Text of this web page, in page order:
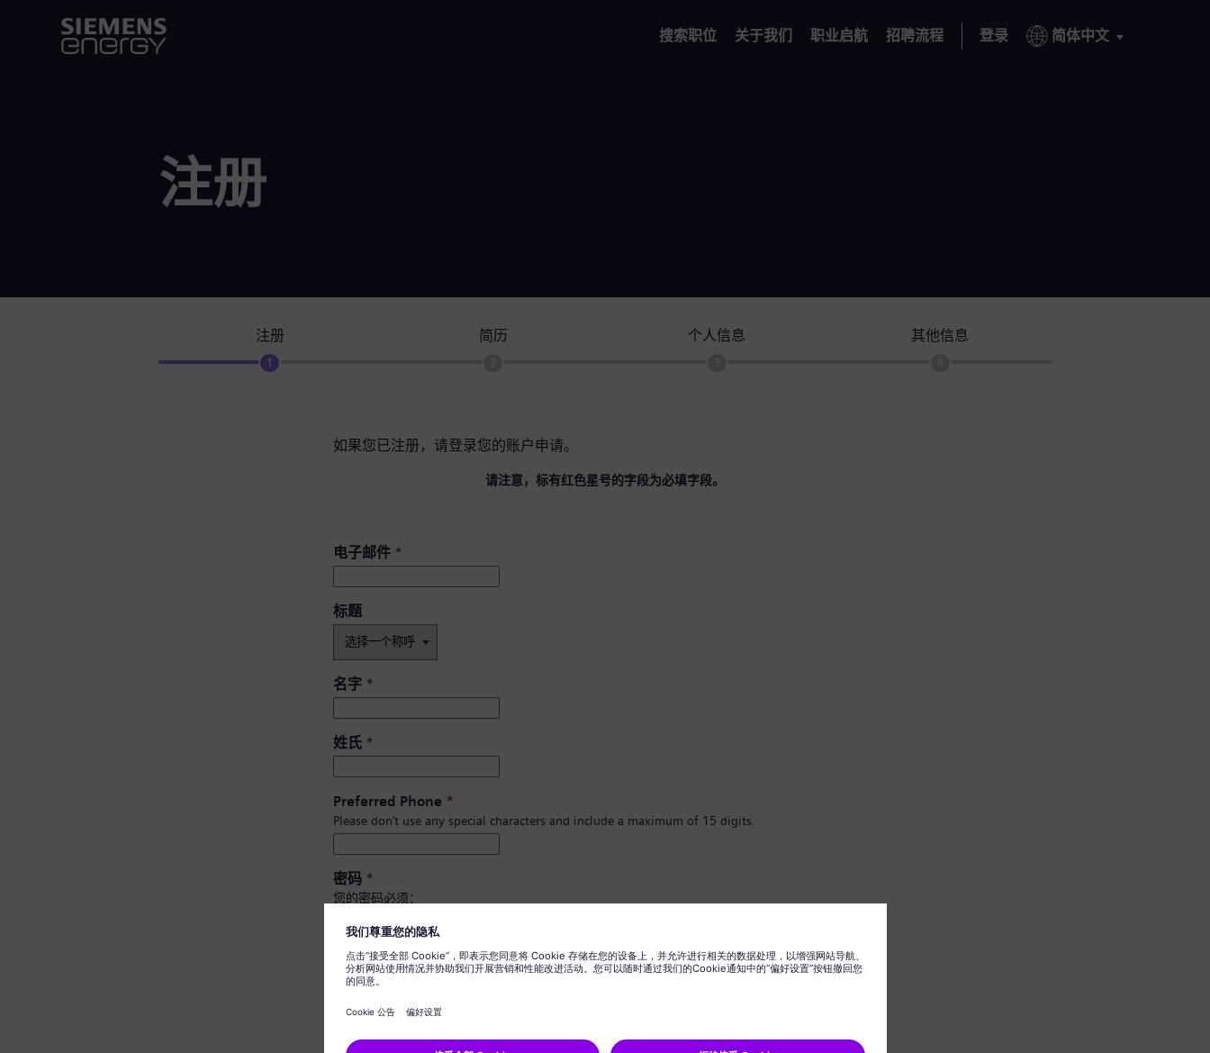
搜索职位 关于我们 职业启航 招聘流程 登录 简体中文
注册
注册
1
简历 个人信息 其他信息
如果您已注册，请登录您的账户 申请。
请注意，标有红色星号的字段为必填字段。
电子邮件 *
标题
名字 *
姓氏 *
Preferred Phone *
Please don’t use any special characters and include a maximum of 15 digits.
密码 *
您的密码必须：
至少有 8 个字符。
有大小写字母，并且至少有一个数字和一个符号。
不包含您的任何个人信息。